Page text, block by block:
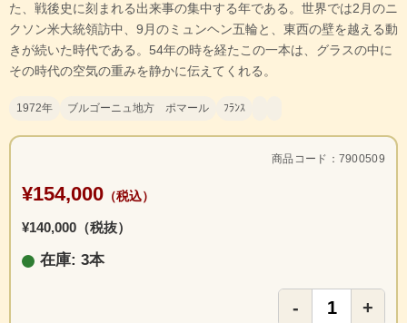
た、戦後史に刻まれる出来事の集中する年である。世界では2月のニ
クソン米大統領訪中、9月のミュンヘン五輪と、東西の壁を越える動
きが続いた時代である。54年の時を経たこの一本は、グラスの中に
その時代の空気の重みを静かに伝えてくれる。
1972年 ブルゴーニュ地方 ポマール ﾌﾗﾝｽ
商品コード：7900509
¥154,000 （税込）
¥140,000（税抜）
在庫: 3本
- +